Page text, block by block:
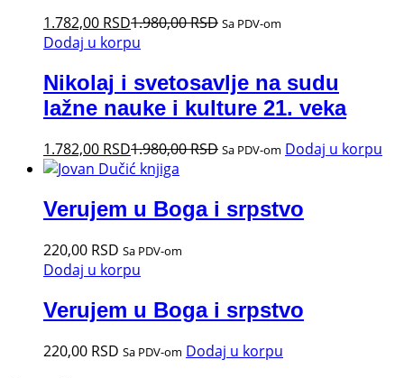
1.782,00 RSD1.980,00RSD Sa PDV-om
Dodaj u korpu
Nikolaj i svetosavlje na sudu
lažne nauke i kulture 21. veka
1.782,00 RSD1.980,00RSD Sa PDV-om Dodaj u korpu
Verujem u Boga i srpstvo
220,00 RSD Sa PDV-om
Dodaj u korpu
Verujem u Boga i srpstvo
220,00 RSD Sa PDV-om Dodaj u korpu